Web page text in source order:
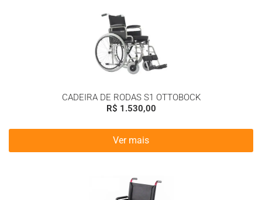
CADEIRA DE RODAS S1 OTTOBOCK
R$ 1.530,00
Ver mais